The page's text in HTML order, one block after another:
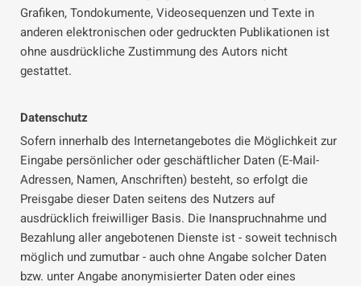
Grafiken, Tondokumente, Videosequenzen und Texte in
anderen elektronischen oder gedruckten Publikationen ist
ohne ausdrückliche Zustimmung des Autors nicht
gestattet.
Datenschutz
Sofern innerhalb des Internetangebotes die Möglichkeit zur
Eingabe persönlicher oder geschäftlicher Daten (E-Mail-
Adressen, Namen, Anschriften) besteht, so erfolgt die
Preisgabe dieser Daten seitens des Nutzers auf
ausdrücklich freiwilliger Basis. Die Inanspruchnahme und
Bezahlung aller angebotenen Dienste ist - soweit technisch
möglich und zumutbar - auch ohne Angabe solcher Daten
bzw. unter Angabe anonymisierter Daten oder eines